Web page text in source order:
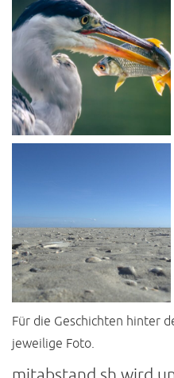
Für die Geschichten hinter
jeweilige Foto.